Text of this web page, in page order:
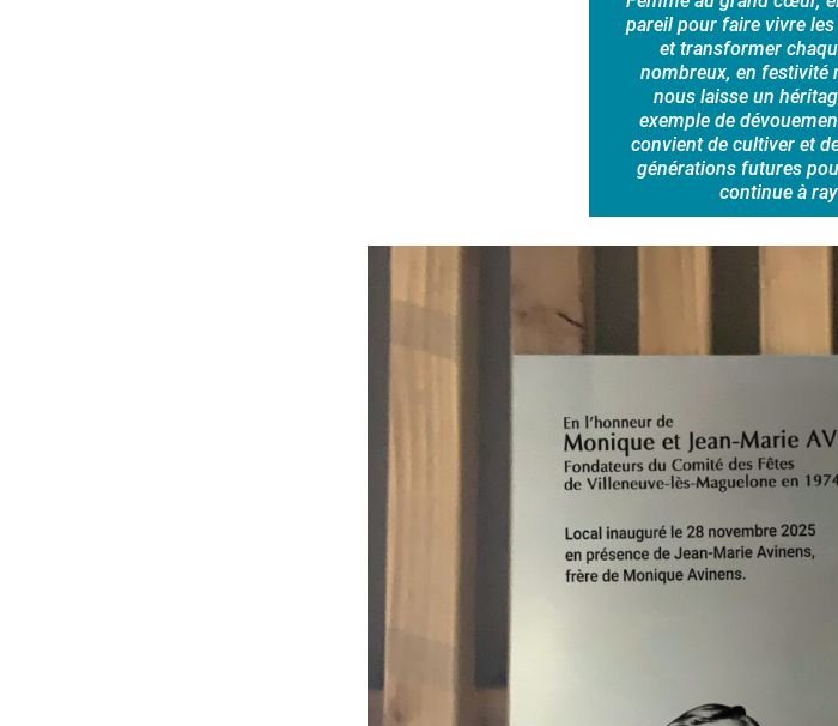
pareil pour faire vivre
et transformer
nombreux, en festivité
nous laisse un
exemple de
convient de cultiver et
générations futures
continue à